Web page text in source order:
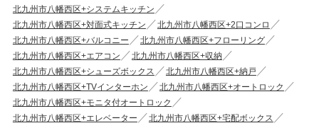
北九州市八幡西区+システムキッチン
北九州市八幡西区+対面式キッチン
北九州市八幡西区+2口コンロ
北九州市八幡西区+バルコニー
北九州市八幡西区+フローリング
北九州市八幡西区+エアコン
北九州市八幡西区+収納
北九州市八幡西区+シューズボックス
北九州市八幡西区+納戸
北九州市八幡西区+TVインターホン
北九州市八幡西区+オートロック
北九州市八幡西区+モニタ付オートロック
北九州市八幡西区+エレベーター
北九州市八幡西区+宅配ボックス